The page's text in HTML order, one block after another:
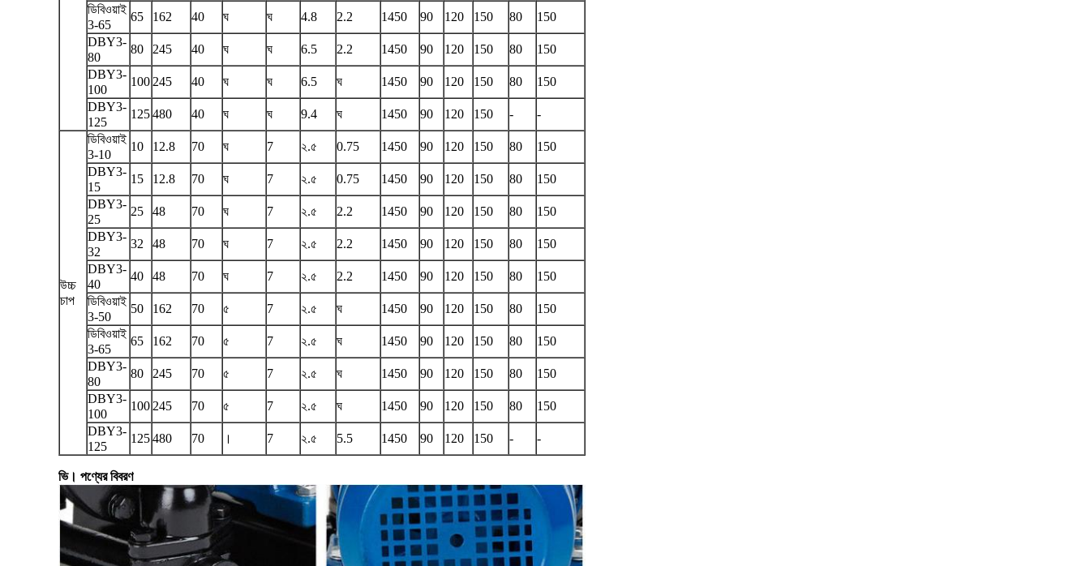
ডিবিওয়াই
3-65
65 162 40 ঘ ঘ 4.8 2.2 1450 90 120 150 80
150
DBY3-
80
80 245 40 ঘ ঘ 6.5 2.2 1450 90 120 150 80
150
DBY3-
100
100 245 40 ঘ ঘ 6.5 ঘ 1450 90 120 150 80
150
DBY3-
125
125480 40 ঘ ঘ 9.4 ঘ 1450 90 120 150 - -
উচ্চ
চাপ
ডিবিওয়াই
3-10
10 12.8 70 ঘ 7 ২.৫ 0.75 1450 90 120 150 80
150
DBY3-
15
15 12.8 70 ঘ 7 ২.৫ 0.75 1450 90 120 150 80
150
DBY3-
25
25 48 70 ঘ 7 ২.৫ 2.2 1450 90 120 150 80
150
DBY3-
32
32 48 70 ঘ 7 ২.৫ 2.2 1450 90 120 150 80
150
DBY3-
40
40 48 70 ঘ 7 ২.৫ 2.2 1450 90 120 150 80
150
ডিবিওয়াই
3-50
50 162 70 ৫ 7 ২.৫ ঘ 1450 90 120 150 80
150
ডিবিওয়াই
3-65
65 162 70 ৫ 7 ২.৫ ঘ 1450 90 120 150 80
150
DBY3-
80
80 245 70 ৫ 7 ২.৫ ঘ 1450 90 120 150 80
150
DBY3-
100
100 245 70 ৫ 7 ২.৫ ঘ 1450 90 120 150 80
150
DBY3-
125
125480 70 । 7 ২.৫ 5.5 1450 90 120 150 - -
ভি। পণ্যের বিবরণ